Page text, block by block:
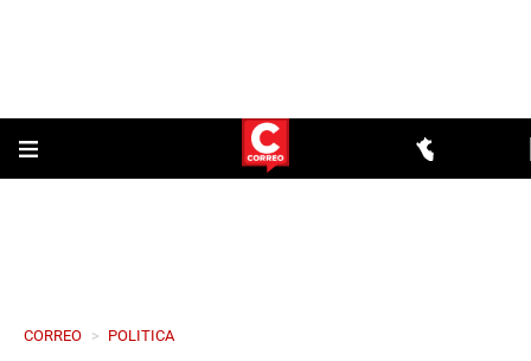
CORREO > POLITICA